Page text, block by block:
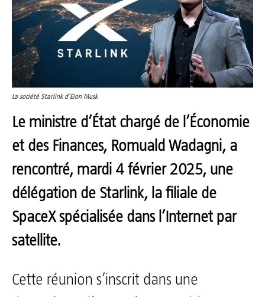
La société Starlink d’Elon Musk
Le ministre d’État chargé de l’Économie
et des Finances, Romuald Wadagni, a
rencontré, mardi 4 février 2025, une
délégation de Starlink, la filiale de
SpaceX spécialisée dans l’Internet par
satellite.
Cette réunion s’inscrit dans une